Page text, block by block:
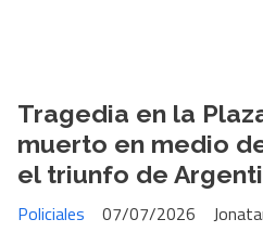
Tragedia en la
muerto en medio
el triunfo de
Policiales
07/07/2026